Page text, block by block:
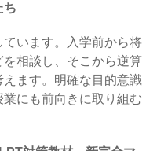
ち
います。入学前から将
相談し、そこから逆算
ます。明確な目的意識
にも前向きに取り組む